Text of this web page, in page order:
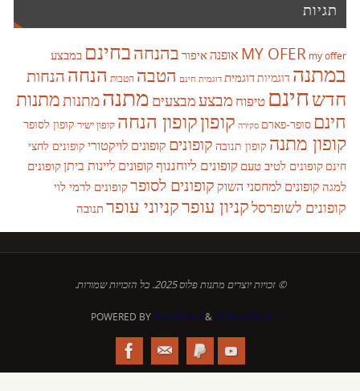
תגיות
MY OFER my offer אופנהאיפור בהנחהבחינם במבצע
במתנה דוגמיות דוגמית דוגמית חינם הטבה הטבות הנחה הנחות
חדשחינם טיפוח מבצעמבצעים מתנהמתנותמתנות
חינם סופר-פארם סקירה קופוןקופון הנחה קופון ישיר קופון לסופר
קופון מתנה קופון תנובה קופונים קופונים לויקטורי קופונים לחצי
חינם קופונים לטיב טעם קופונים ליוחננוףקופונים ליינות ביתןקופונים
למגה קופונים למחסני השוק קופונים לסופרקופונים לרמי לוי
קופונים לשופרסלקניון עופרקניוני עופרתנובה
© זכויות יוצרים מתנות פלוס 2025. כל הזכויות שמורות.
POWERED BY PARABOLA&WORDPRESS.